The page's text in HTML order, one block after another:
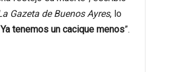
Gazeta de Buenos Ayres, lo
tenemos un cacique menos”.